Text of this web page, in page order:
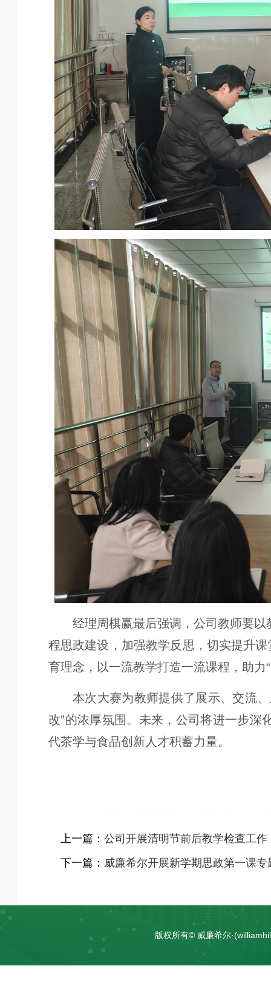
经理周棋赢最后强调，公司教师要
程思政建设，加强教学反思，切实提升
育理念，以一流教学打造一流课程，助力
本次大赛为教师提供了展示、交流
改”的浓厚氛围。未来，公司将进一步深
代茶学与食品创新人才积蓄力量。
上一篇： 公司开展清明节前后教学检查工作
下一篇： 威廉希尔开展新学期思政第一课专
版权所有© 威廉希尔